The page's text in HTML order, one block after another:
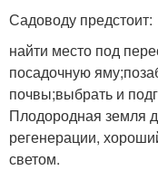
Садоводу предстоит:
найти место под
посадочную
почвы;выбрать и
Плодородная земля
регенерации,
светом.